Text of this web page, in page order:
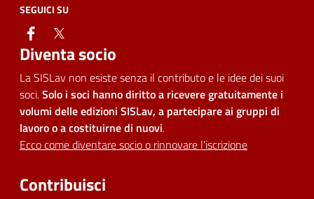
SEGUICI SU
facebook
Diventa socio
La SISLav non esiste senza il contributo e le idee dei suoi
soci.Solo i soci hanno diritto a ricevere gratuitamente i
volumi delle edizioni SISLav, a partecipare ai gruppi di
lavoro o a costituirne di nuovi.
Ecco come diventare socio o rinnovare l'iscrizione
Contribuisci